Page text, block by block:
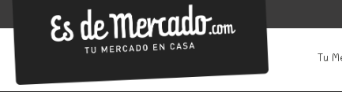
EsDeMercado.com
EsDeMercado.comte lleva a casa los mejores productos de
Barcelona y de productores locales.
Tu